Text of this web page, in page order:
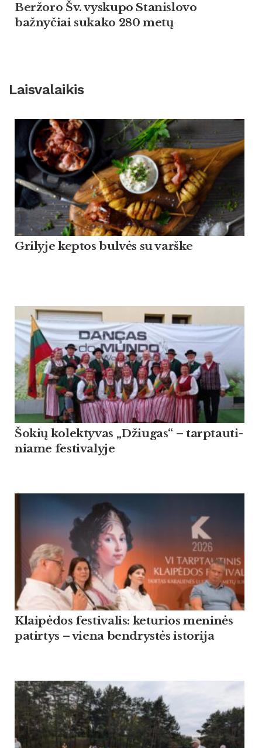
Beržoro Šv. vyskupo Stanislovo
bažnyčiai sukako 280 metų
Laisvalaikis
Grilyje keptos bulvės su varške
Šo­kių ko­lek­ty­vas „Džiu­gas“ – tarp­tau­ti­
nia­me fes­ti­va­ly­je
Klaipėdos festivalis: keturios meninės
patirtys – viena bendrystės istorija